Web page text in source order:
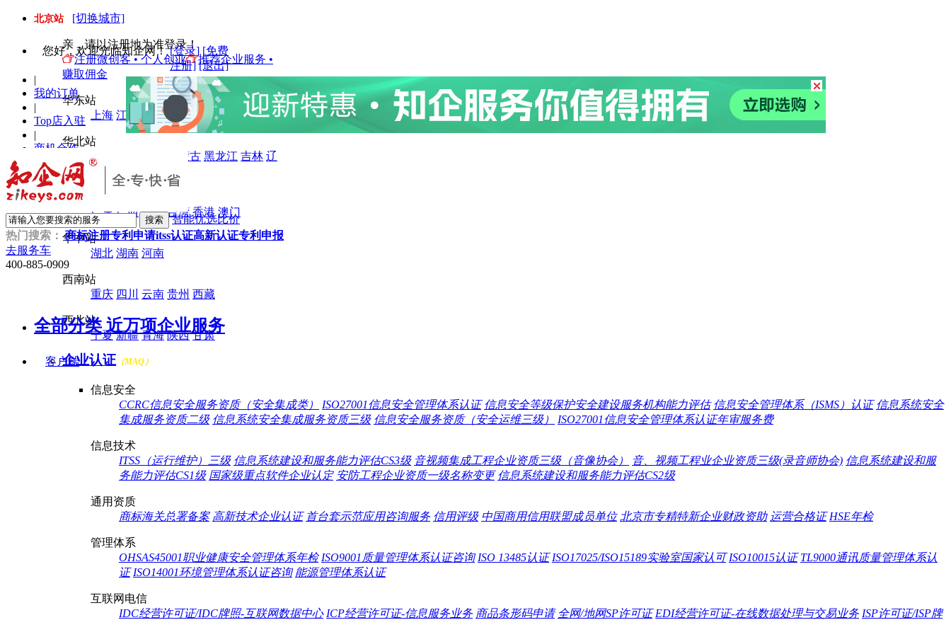
北京站 [切换城市]
亲，请以注册地为准登录！
注册微创客 • 个人创业
推荐企业服务 •
赚取佣金
华东站
上海 江苏 浙江 安徽 山东 福建 江西
华北站
北京
内蒙古 黑龙江 吉林 辽
山西
华南站
广东 广西 海南 台湾 香港 澳门
华中站
湖北 湖南 河南
西南站
重庆 四川 云南 贵州 西藏
西北站
宁夏 新疆 青海 陕西 甘肃
客户端
您好，欢迎光临知企网！[登录] [免费
注册] [退出]
|
我的订单
|
Top店入驻
|
商机合作
服务之旅
|
未读信息
智能优选比价
热门搜索：商标注册专利申请itss认证高新认证专利申报
去服务车
400-885-0909
全部分类 近万项企业服务
企业认证 （MAQ）
信息安全
CCRC信息安全服务资质（安全集成类）
ISO27001信息安全管理体系认证 信息安全等级保护安全建设服务机构能力评估 信息安全管理体系（ISMS）认证 信息系统安全
集成服务资质二级 信息系统安全集成服务资质三级 信息安全服务资质（安全运维三级） ISO27001信息安全管理体系认证年审服务费
信息技术
ITSS（运行维护）三级 信息系统建设和服务能力评估CS3级 音视频集成工程企业资质三级（音像协会） 音、视频工程业企业资质三级(录音师协会) 信息系统建设和服
务能力评估CS1级 国家级重点软件企业认定 安防工程企业资质一级名称变更 信息系统建设和服务能力评估CS2级
通用资质
商标海关总署备案 高新技术企业认证 首台套示范应用咨询服务 信用评级 中国商用信用联盟成员单位 北京市专精特新企业财政资助 运营合格证 HSE年检
管理体系
OHSAS45001职业健康安全管理体系年检 ISO9001质量管理体系认证咨询 ISO 13485认证 ISO17025/ISO15189实验室国家认可 ISO10015认证 TL9000通讯质量管理体系认
证 ISO14001环境管理体系认证咨询 能源管理体系认证
互联网电信
IDC经营许可证/IDC牌照-互联网数据中心 ICP经营许可证-信息服务业务 商品条形码申请 全网/地网SP许可证 EDI经营许可证-在线数据处理与交易业务 ISP许可证/ISP牌